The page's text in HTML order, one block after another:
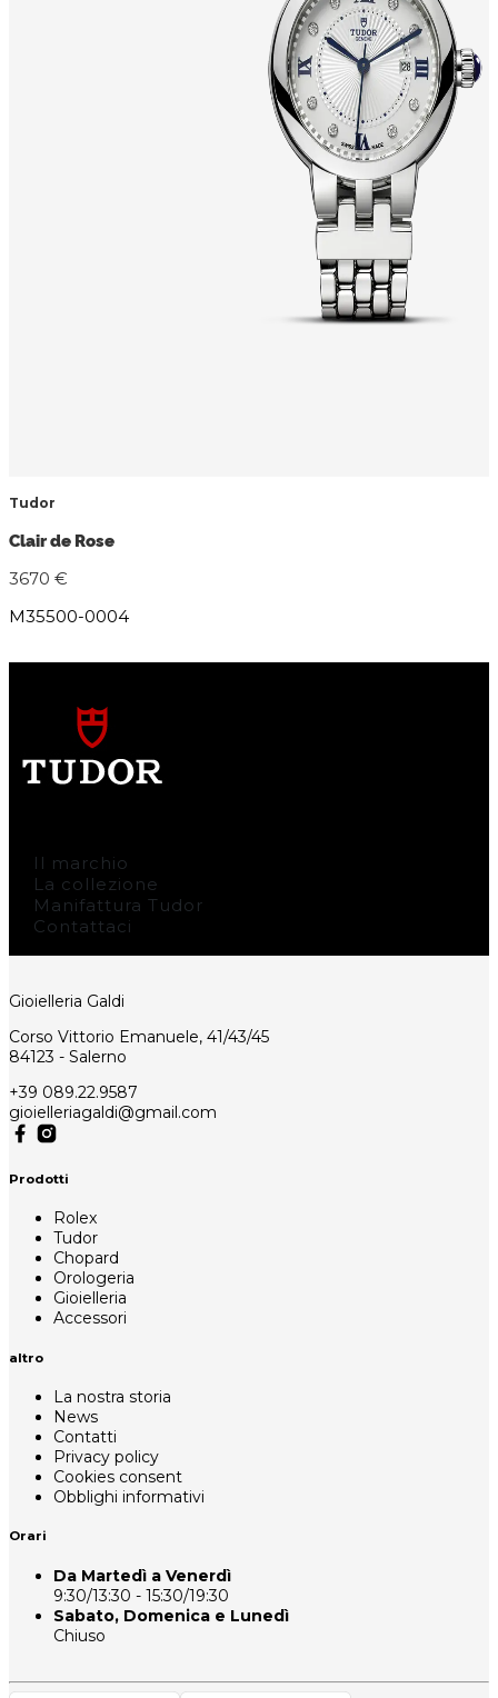
Tudor
Clair de Rose
3670 €
M35500-0004
Il marchio
La collezione
Manifattura Tudor
Contattaci
Gioielleria Galdi
Corso Vittorio Emanuele, 41/43/45
84123 - Salerno
+39 089.22.9587
gioielleriagaldi@gmail.com
Prodotti
Rolex
Tudor
Chopard
Orologeria
Gioielleria
Accessori
altro
La nostra storia
News
Contatti
Privacy policy
Cookies consent
Obblighi informativi
Orari
Da Martedì a Venerdì
9:30/13:30 - 15:30/19:30
Sabato, Domenica e Lunedì
Chiuso